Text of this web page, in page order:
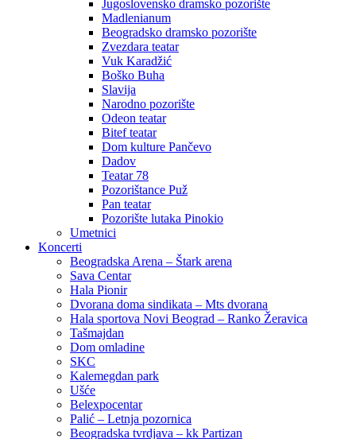
Jugoslovensko dramsko pozorište
Madlenianum
Beogradsko dramsko pozorište
Zvezdara teatar
Vuk Karadžić
Boško Buha
Slavija
Narodno pozorište
Odeon teatar
Bitef teatar
Dom kulture Pančevo
Dadov
Teatar 78
Pozorištance Puž
Pan teatar
Pozorište lutaka Pinokio
Umetnici
Koncerti
Beogradska Arena – Štark arena
Sava Centar
Hala Pionir
Dvorana doma sindikata – Mts dvorana
Hala sportova Novi Beograd – Ranko Žeravica
Tašmajdan
Dom omladine
SKC
Kalemegdan park
Ušće
Belexpocentar
Palić – Letnja pozornica
Beogradska tvrdjava – kk Partizan